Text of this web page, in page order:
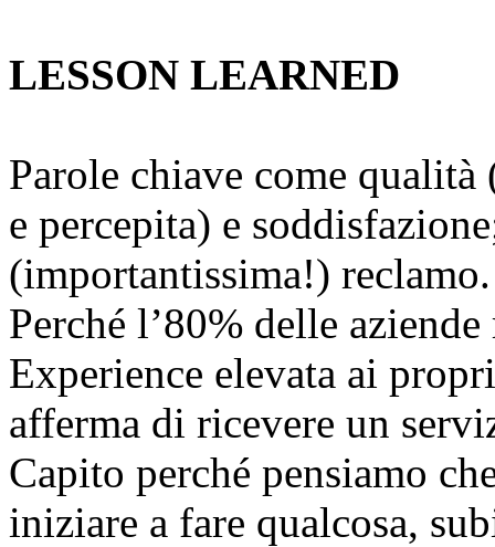
LESSON LEARNED
Parole chiave come
e percepita) e
(importantissima!) reclamo.
Perché l’80% delle
Experience elevata ai
afferma di ricevere un
Capito perché pensiamo
iniziare a fare qualcosa,